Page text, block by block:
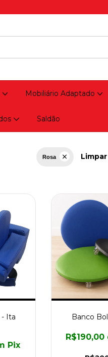
Mobiliário Adaptado
Saldão
Rosa
Ita
Pix
Banco
R$190,00